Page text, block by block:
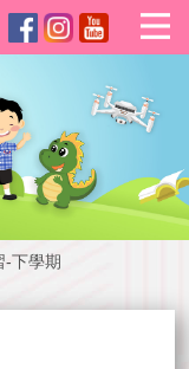
-下學期